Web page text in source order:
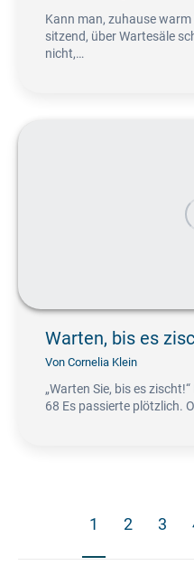
Kann man, zuhause
sitzend, über Wartesäle
nicht,…
Warten, bis es
Von Cornelia Klein
„Warten Sie, bis es
68 Es passierte plötzlich.
1 2 3